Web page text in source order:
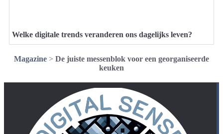
Welke digitale trends veranderen ons dagelijks leven?
Magazine > De juiste messenblok voor een georganiseerde
keuken